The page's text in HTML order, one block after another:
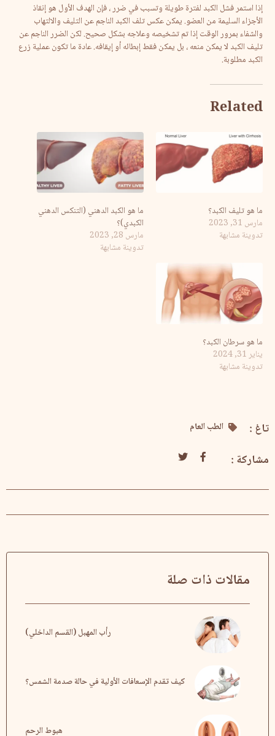
إذا استمر فشل الكبد لفترة طويلة وتسبب في ضرر ، فإن الهدف الأول هو إنقاذ
الأجزاء السليمة من العضو. يمكن عكس تلف الكبد الناجم عن التليف والالتهاب
والشفاء بمرور الوقت إذا تم تشخيصه وعلاجه بشكل صحيح. لكن الضرر الناجم عن
تليف الكبد لا يمكن منعه ، بل يمكن فقط إبطائه أو إيقافه. عادة ما تكون عملية زرع
الكبد مطلوبة.
Related
ما هو تليف الكبد؟
مارس 31, 2023
تدوينة مشابهة
ما هو الكبد الدهني (التنكس الدهني
الكبدي)؟
مارس 28, 2023
تدوينة مشابهة
ما هو سرطان الكبد؟
يناير 31, 2024
تدوينة مشابهة
تاغ : الطب العام
مشاركة :
مقالات ذات صلة
رأب المهبل (القسم الداخلي)
كيف تقدم الإسعافات الأولية في حالة صدمة الشمس؟
هبوط الرحم